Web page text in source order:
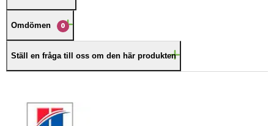
Omdömen 0
Ställ en fråga till oss om den här produkten